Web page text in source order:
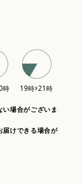
場合がございま
届けできる場合が